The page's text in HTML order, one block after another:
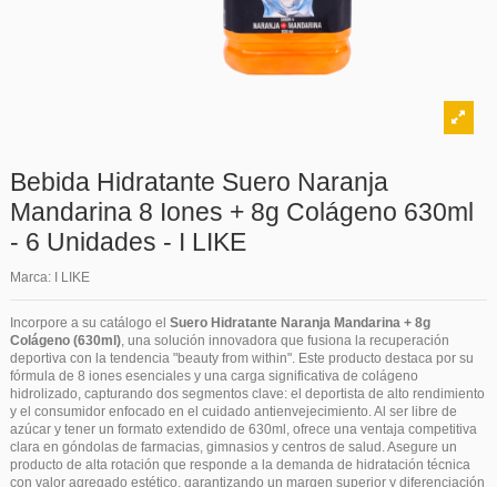
Bebida Hidratante Suero Naranja
Mandarina 8 Iones + 8g Colágeno 630ml
- 6 Unidades - I LIKE
Marca: I LIKE
Incorpore a su catálogo el Suero Hidratante Naranja Mandarina + 8g
Colágeno (630ml), una solución innovadora que fusiona la recuperación
deportiva con la tendencia "beauty from within". Este producto destaca por su
fórmula de 8 iones esenciales y una carga significativa de colágeno
hidrolizado, capturando dos segmentos clave: el deportista de alto rendimiento
y el consumidor enfocado en el cuidado antienvejecimiento. Al ser libre de
azúcar y tener un formato extendido de 630ml, ofrece una ventaja competitiva
clara en góndolas de farmacias, gimnasios y centros de salud. Asegure un
producto de alta rotación que responde a la demanda de hidratación técnica
con valor agregado estético, garantizando un margen superior y diferenciación